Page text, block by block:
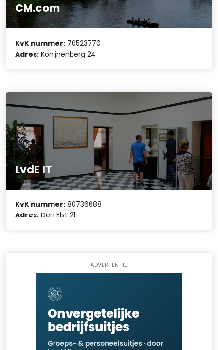
CM.com
KvK nummer: 70523770
Adres: Konijnenberg 24
LvdE IT
KvK nummer: 80736688
Adres: Den Elst 21
ADVERTENTIE